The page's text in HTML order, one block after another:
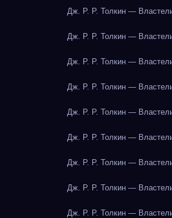
Дж. Р. Р. Толкин —
Дж. Р. Р. Толкин —
Дж. Р. Р. Толкин —
Дж. Р. Р. Толкин —
Дж. Р. Р. Толкин —
Дж. Р. Р. Толкин —
Дж. Р. Р. Толкин —
Дж. Р. Р. Толкин —
Дж. Р. Р. Толкин —